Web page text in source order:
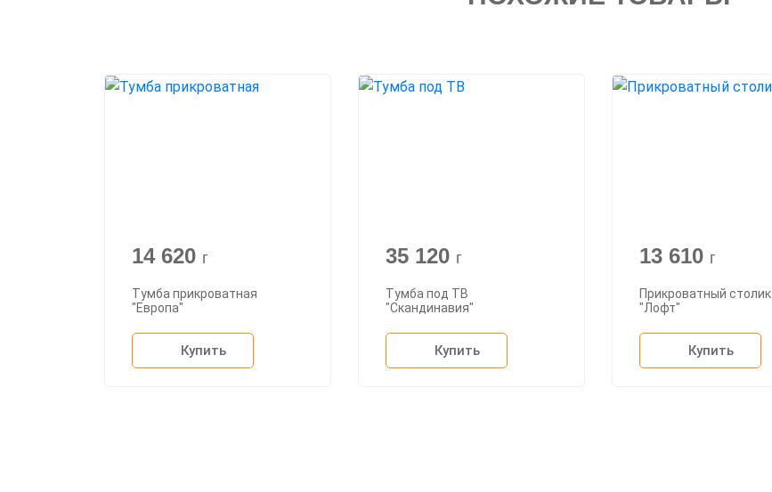
14 620 г
Тумба прикроватная
"Европа"
Купить
35 120 г
Тумба под ТВ
"Скандинавия"
Купить
13 610 г
Прикроватный столик
"Лофт"
Купить